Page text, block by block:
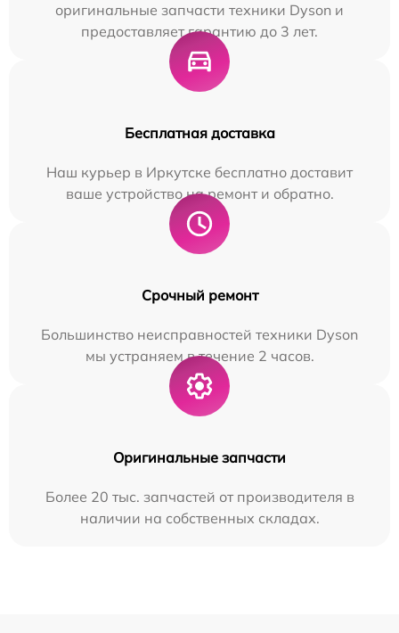
оригинальные запчасти техники Dyson и
предоставляет гарантию до 3 лет.
Бесплатная доставка
Наш курьер в Иркутске бесплатно доставит
ваше устройство на ремонт и обратно.
Срочный ремонт
Большинство неисправностей техники Dyson
мы устраняем в течение 2 часов.
Оригинальные запчасти
Более 20 тыс. запчастей от производителя в
наличии на собственных складах.